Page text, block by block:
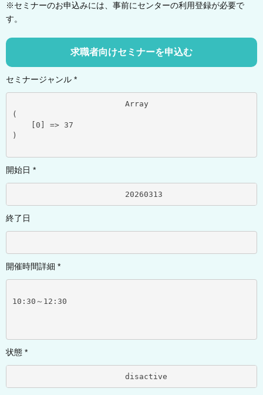
※セミナーのお申込みには、事前にセンターの利用登録が必要で
す。
求職者向けセミナーを申込む
セミナージャンル *
(
    [0] => 37
)
開始日 *
終了日
開催時間詳細 *
10:30～12:30
状態 *